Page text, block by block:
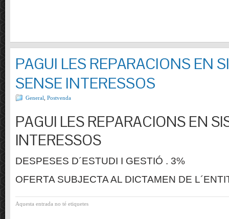
PAGUI LES REPARACIONS EN
SENSE INTERESSOS
General Postvenda
PAGUI LES REPARACIONS EN
INTERESSOS
DESPESES D´ESTUDI I GESTIÓ . 3%
OFERTA SUBJECTA AL DICTAMEN DE
Aquesta entrada no té etiquetes